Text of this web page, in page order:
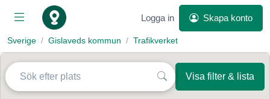
Logga in Skapa konto
Sverige Gislaveds kommun Trafikverket
Visa filter & lista